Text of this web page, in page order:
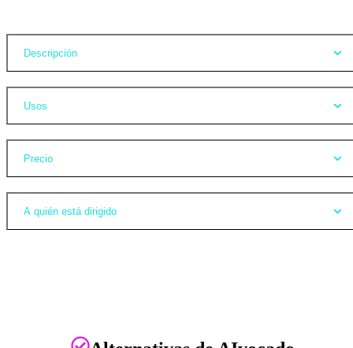
Descripción
Usos
Precio
A quién está dirigido